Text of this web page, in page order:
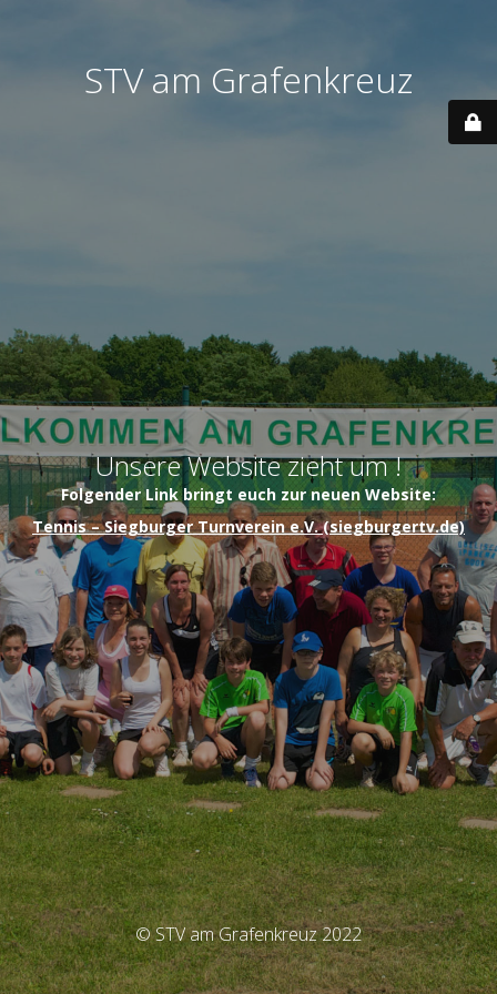
STV am Grafenkreuz
Unsere Website zieht um !
Folgender Link bringt euch zur neuen Website:
Tennis – Siegburger Turnverein e.V. (siegburgertv.de)
© STV am Grafenkreuz 2022